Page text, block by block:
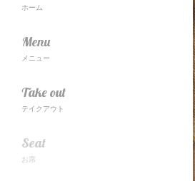
ホーム
Menu
メニュー
Take out
テイクアウト
Seat
お席